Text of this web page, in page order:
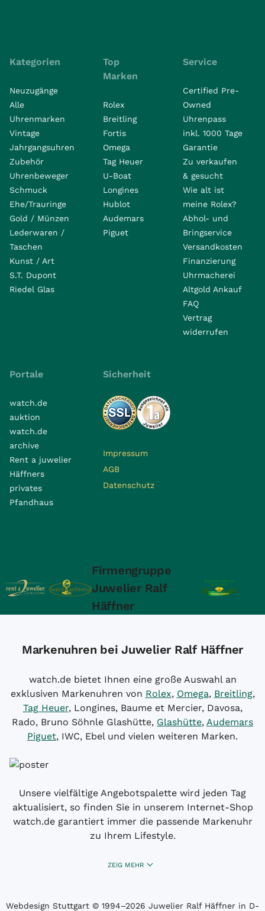
Kategorien
Neuzugänge
Alle
Uhrenmarken
Vintage
Jahrgangsuhren
Zubehör
Uhrenbeweger
Schmuck
Ehe/Trauringe
Gold / Münzen
Lederwaren /
Taschen
Kunst / Art
S.T. Dupont
Riedel Glas
Top
Marken
Rolex
Breitling
Fortis
Omega
Tag Heuer
U-Boat
Longines
Hublot
Audemars
Piguet
Service
Certified Pre-
Owned
Uhrenpass
inkl. 1000 Tage
Garantie
Zu verkaufen
& gesucht
Wie alt ist
meine Rolex?
Abhol- und
Bringservice
Versandkosten
Finanzierung
Uhrmacherei
Altgold Ankauf
FAQ
Vertrag
widerrufen
Portale
watch.de
auktion
watch.de
archive
Rent a juwelier
Häffners
privates
Pfandhaus
Sicherheit
Impressum
AGB
Datenschutz
Firmengruppe
Juwelier Ralf
Häffner
Markenuhren bei Juwelier Ralf Häffner
watch.de bietet Ihnen eine große Auswahl an
exklusiven Markenuhren von Rolex, Omega, Breitling,
Tag Heuer, Longines, Baume et Mercier, Davosa,
Rado, Bruno Söhnle Glashütte, Glashütte, Audemars
Piguet, IWC, Ebel und vielen weiteren Marken.
Unsere vielfältige Angebotspalette wird jeden Tag
aktualisiert, so finden Sie in unserem Internet-Shop
watch.de garantiert immer die passende Markenuhr
zu Ihrem Lifestyle.
ZEIG MEHR
Webdesign Stuttgart © 1994­–2026 Juwelier Ralf Häffner in D-